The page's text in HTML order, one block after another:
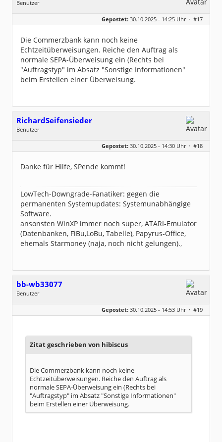
Benutzer
Geschlecht:
keine Angabe
Homepage:
willuhn.de/
Dabei seit:
03 / 2005
Gepostet: 30.10.2025 - 14:25 Uhr · #17
Die Commerzbank kann noch keine
Echtzeitüberweisungen. Reiche den Auftrag als
normale SEPA-Überweisung ein (Rechts bei
"Auftragstyp" im Absatz "Sonstige Informationen"
beim Erstellen einer Überweisung.
RichardSeifensieder
Benutzer
Dabei seit:
08 / 2017
Gepostet: 30.10.2025 - 14:30 Uhr · #18
Danke für Hilfe, SPende kommt!
LowTech-Downgrade-Fanatiker: gegen die
permanenten Systemupdates: Systemunabhängige
Software.
ansonsten WinXP immer noch super, ATARI-Emulator
(Datenbanken, FiBu,LoBu, Tabelle), Papyrus-Office,
ehemals Starmoney (naja, noch nicht gelungen).,
bb-wb33077
Benutzer
Geschlecht:
keine Angabe
Dabei seit:
10 / 2025
Gepostet: 30.10.2025 - 14:53 Uhr · #19
Zitat geschrieben von hibiscus
Die Commerzbank kann noch keine
Echtzeitüberweisungen. Reiche den Auftrag als
normale SEPA-Überweisung ein (Rechts bei
"Auftragstyp" im Absatz "Sonstige Informationen"
beim Erstellen einer Überweisung.